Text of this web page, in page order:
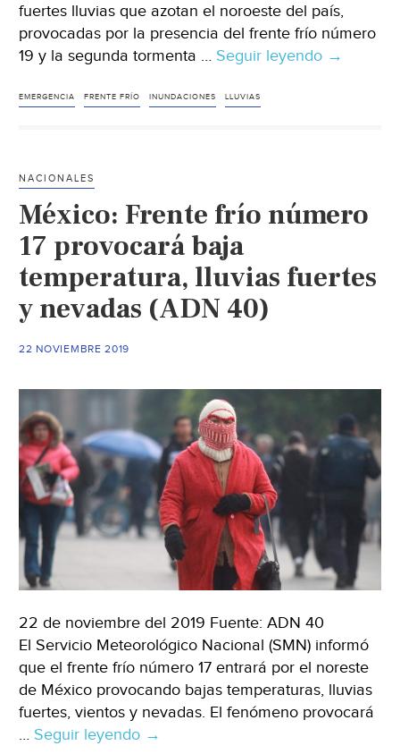
fuertes lluvias que azotan el noroeste del país,
provocadas por la presencia del frente frío número
19 y la segunda tormenta … Seguir leyendo México:
(El
→
EMERGENCIA FRENTE FRÍO INUNDACIONES LLUVIAS
NACIONALES
México: Frente frío número
17 provocará baja
temperatura, lluvias fuertes
y nevadas (ADN 40)
22 NOVIEMBRE 2019
22 de noviembre del 2019 Fuente: ADN 40
El Servicio Meteorológico Nacional (SMN) informó
que el frente frío número 17 entrará por el noreste
de México provocando bajas temperaturas, lluvias
fuertes, vientos y nevadas. El fenómeno provocará
… Seguir leyendo México:
→